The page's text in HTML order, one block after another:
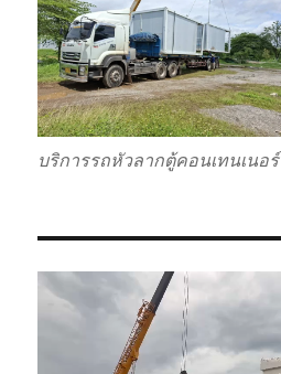
บริการรถหัวลากตู้คอนเทนเนอร์